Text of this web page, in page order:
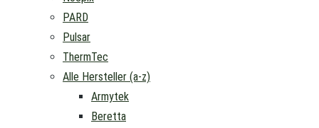
PARD
Pulsar
ThermTec
Alle Hersteller (a-z)
Armytek
Beretta